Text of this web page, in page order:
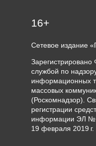
16+
Сетевое издание
Зарегистрировано
службой по
информационных
массовых
(Роскомнадзор).
регистрации
информации ЭЛ
19 февраля 2019 г.